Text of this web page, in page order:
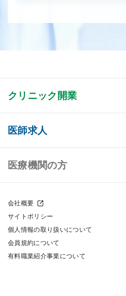
クリニック開業
クリニック開業 TOP
クリニック物件検索
クリニックの開業スタイル
クリニック開業までの流れ
開業支援事例
医師求人
医師求人 TOP
常勤求人検索
非常勤求人検索
スポット求人検索
医療機関の方
採用をお考えの医療機関の方
会社概要
サイトポリシー
個人情報の取り扱いについて
会員規約について
有料職業紹介事業について